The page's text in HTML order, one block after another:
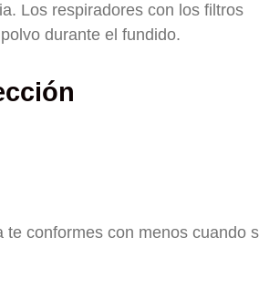
Los respiradores con los filtros
durante el fundido.
conformes con menos cuando